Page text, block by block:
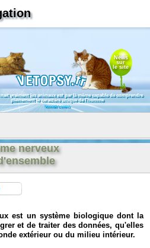
News
sur
le site
vraiment les animaux est par là même capable de comprendre
pleinement le caractère unique de l'homme
Konrad Lorenz
nerveux
est un système biologique dont la
et de traiter des données, qu'elles
extérieur ou du milieu intérieur.